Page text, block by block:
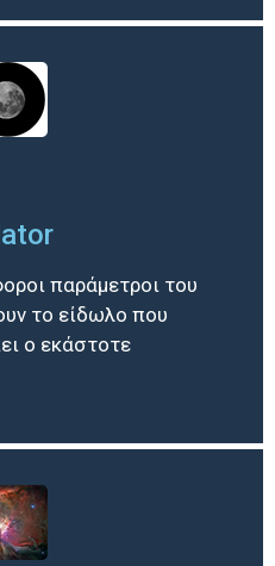
παράμετροι του
το είδωλο που
ο εκάστοτε